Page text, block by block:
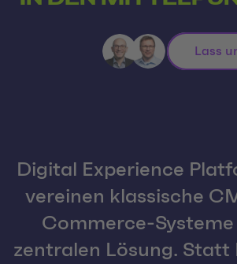
Lass
Digital Experience
vereinen klassische
Commerce-Systeme
zentralen Lösung. Statt